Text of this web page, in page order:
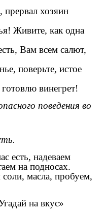
прервал хозяин
Живите, как одна
Вам всем салют,
поверьте, истое
винегрет!
поведения во
есть, надеваем
на подносах.
масла, пробуем,
на вкус»